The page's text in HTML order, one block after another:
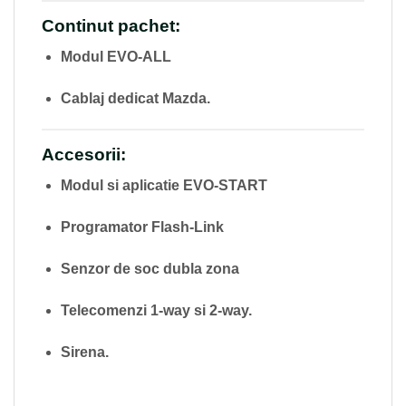
Continut pachet:
Modul EVO-ALL
Cablaj dedicat Mazda.
Accesorii:
Modul si aplicatie EVO-START
Programator Flash-Link
Senzor de soc dubla zona
Telecomenzi 1-way si 2-way.
Sirena.